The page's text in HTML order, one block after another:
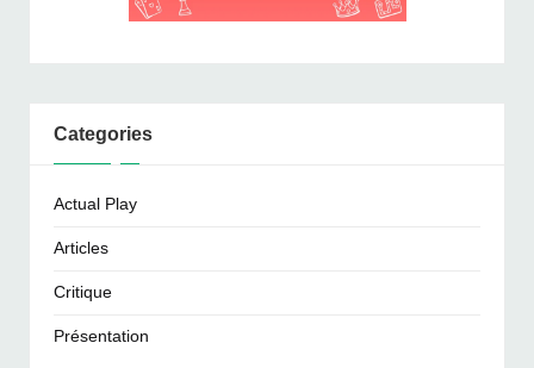
Categories
Actual Play
Articles
Critique
Présentation